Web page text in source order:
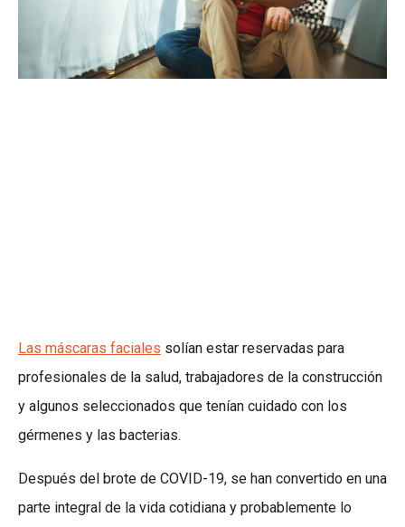
Las máscaras faciales solían estar reservadas para
profesionales de la salud, trabajadores de la construcción
y algunos seleccionados que tenían cuidado con los
gérmenes y las bacterias.
Después del brote de COVID-19, se han convertido en una
parte integral de la vida cotidiana y probablemente lo